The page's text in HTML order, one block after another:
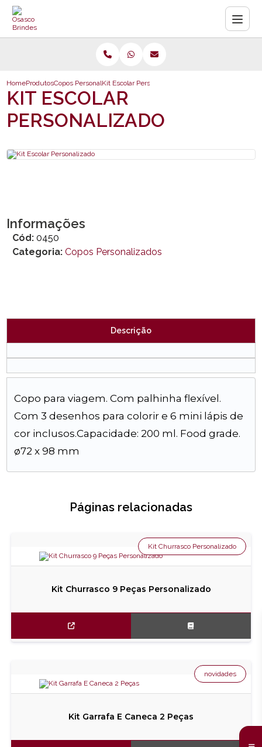
HomeProdutosCopos PersonalizadosKit Escolar Personalizado
KIT ESCOLAR
PERSONALIZADO
Informações
Cód: 0450
Categoria: Copos Personalizados
Descrição
Copo para viagem. Com palhinha flexível.
Com 3 desenhos para colorir e 6 mini lápis de
cor inclusos.Capacidade: 200 ml. Food grade.
ø72 x 98 mm
Páginas relacionadas
Kit Churrasco 9 Peças Personalizado
Kit Churrasco Personalizado
Kit Garrafa E Caneca 2 Peças
novidades